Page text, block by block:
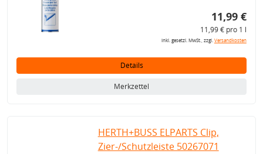
11,99 €
11,99 € pro 1 l
inkl. gesetzl. MwSt., zzgl.Versandkosten
Details
Merkzettel
HERTH+BUSS ELPARTS Clip,
Zier-/Schutzleiste 50267071